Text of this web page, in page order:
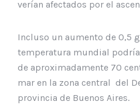
verían afectados por el
Incluso un aumento de 0,5
temperatura mundial
de aproximadamente 70
mar en la zona central del
provincia de Buenos Aires.